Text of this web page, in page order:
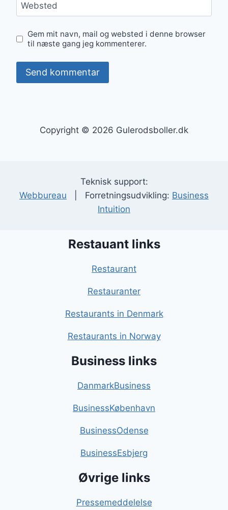
Websted
Gem mit navn, mail og websted i denne browser
til næste gang jeg kommenterer.
Copyright © 2026 Gulerodsboller.dk
Teknisk support:
Webbureau | Forretningsudvikling: Business
Intuition
Restauant links
Restaurant
Restauranter
Restaurants in Denmark
Restaurants in Norway
Business links
DanmarkBusiness
BusinessKøbenhavn
BusinessOdense
BusinessEsbjerg
Øvrige links
Pressemeddelelse